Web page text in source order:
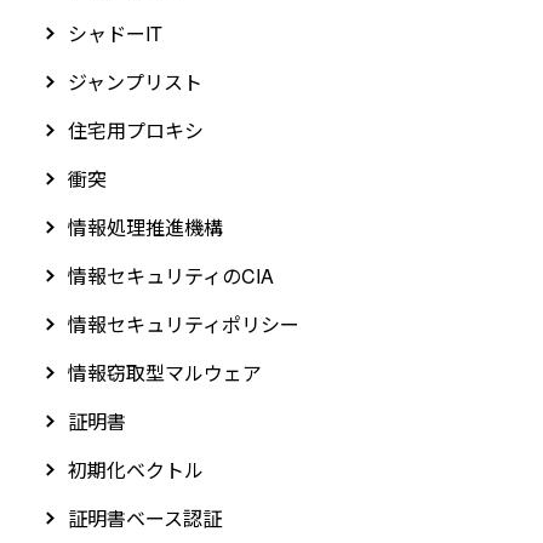
シャドーIT
ジャンプリスト
住宅用プロキシ
衝突
情報処理推進機構
情報セキュリティのCIA
情報セキュリティポリシー
情報窃取型マルウェア
証明書
初期化ベクトル
証明書ベース認証